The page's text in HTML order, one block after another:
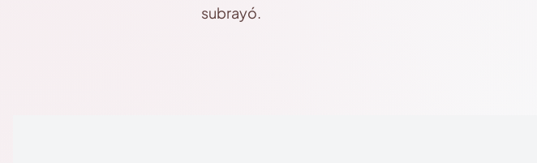
subrayó.